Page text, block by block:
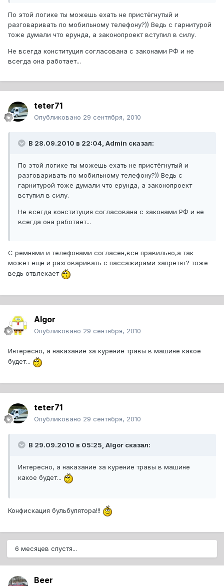
По этой логике ты можешь ехать не пристёгнутый и
разговаривать по мобильному телефону?)) Ведь с гарнитурой
тоже думали что ерунда, а законопроект вступил в силу.
Не всегда конституция согласована с законами РФ и не
всегда она работает...
teter71
Опубликовано 29 сентября, 2010
В 28.09.2010 в 22:04, Admin сказал:
По этой логике ты можешь ехать не пристёгнутый и
разговаривать по мобильному телефону?)) Ведь с
гарнитурой тоже думали что ерунда, а законопроект
вступил в силу.
Не всегда конституция согласована с законами РФ и не
всегда она работает...
С ремнями и телефонами согласен,все правильно,а так
может еще и разговаривать с пассажирами запретят? тоже
ведь отвлекает
Algor
Опубликовано 29 сентября, 2010
Интересно, а наказание за курение травы в машине какое
будет...
teter71
Опубликовано 29 сентября, 2010
В 29.09.2010 в 05:25, Algor сказал:
Интересно, а наказание за курение травы в машине
какое будет...
Конфискация бульбулятора!!!
6 месяцев спустя...
Beer